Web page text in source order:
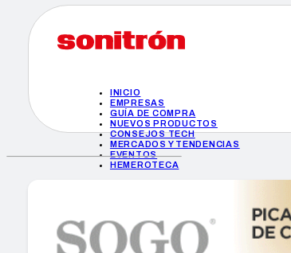
INICIO
EMPRESAS
GUÍA DE COMPRA
NUEVOS PRODUCTOS
CONSEJOS TECH
MERCADOS Y TENDENCIAS
EVENTOS
HEMEROTECA
GUÍA DE COMPRA
NUEVOS PRODUCTOS
CONSEJOS TECH